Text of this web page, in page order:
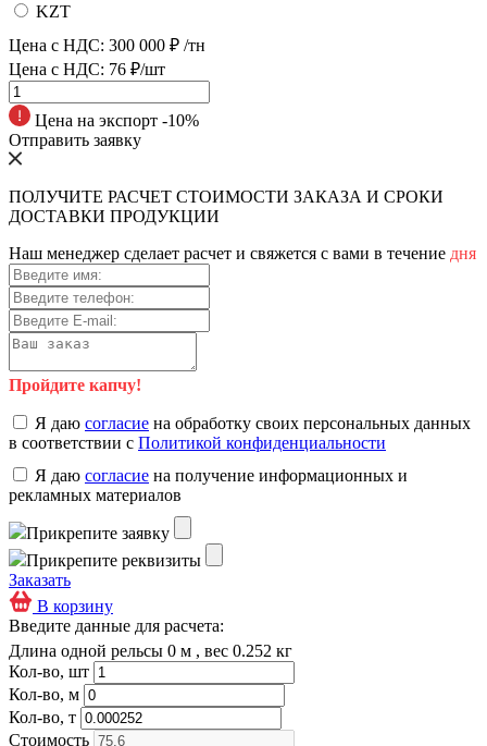
KZT
Цена с НДС: 300 000 ₽ /тн
Цена с НДС: 76 ₽/шт
Цена на экспорт -10%
Отправить заявку
ПОЛУЧИТЕ РАСЧЕТ СТОИМОСТИ ЗАКАЗА И СРОКИ
ДОСТАВКИ ПРОДУКЦИИ
Наш менеджер сделает расчет и свяжется с вами в течение дня
Пройдите капчу!
Я даю согласие на обработку своих персональных данных
в соответствии с Политикой конфиденциальности
Я даю согласие на получение информационных и
рекламных материалов
Прикрепите заявку
Прикрепите реквизиты
Заказать
В корзину
Введите данные для расчета:
Длина одной рельсы 0 м , вес 0.252 кг
Кол-во, шт
Кол-во, м
Кол-во, т
Стоимость